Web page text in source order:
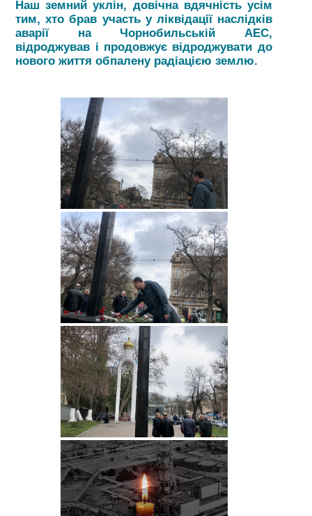
Наш земний уклін, довічна вдячність усім
тим, хто брав участь у ліквідації наслідків
аварії на Чорнобильській АЕС,
відроджував і продовжує відроджувати до
нового життя обпалену радіацією землю.